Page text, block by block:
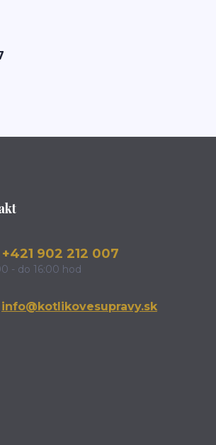
902 212 007
- do 16:00 hod
info@kotlikovesupravy.sk